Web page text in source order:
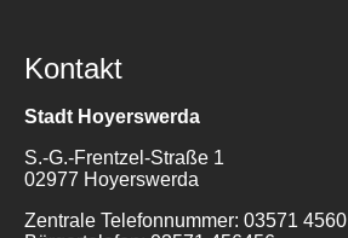
Kontakt
Stadt Hoyerswerda
S.-G.-Frentzel-Straße 1
02977 Hoyerswerda
Zentrale Telefonnummer: 03571 4560